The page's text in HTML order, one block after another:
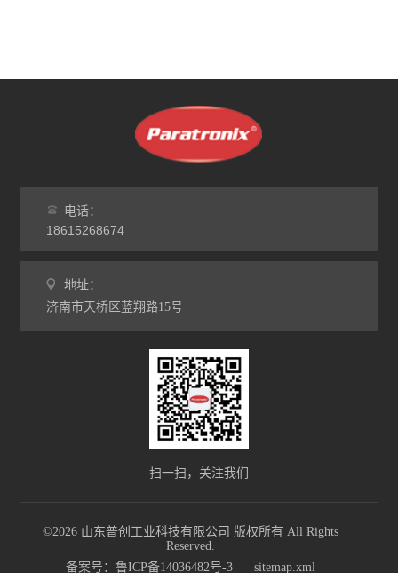
电话：
18615268674
地址：
济南市天桥区蓝翔路15号
扫一扫，关注我们
©2026 山东普创工业科技有限公司 版权所有 All Rights
Reserved.
备案号：鲁ICP备14036482号-3
sitemap.xml